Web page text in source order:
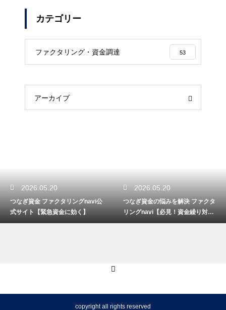
カテゴリー
ファクタリング・資金調達 53
アーカイブ
2026.05.20
つなぎ資金 ファクタリングnavi公
式サイト【緊急資金に効く】
2026.05.20
つなぎ資金の悩みを解決 ファクタ
リングnavi【必見！資金繰り対
策】
copyright all rights reserved